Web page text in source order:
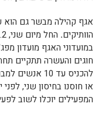
אגף קהילה מבשר גם הוא
הוותיקים.
במועדוני האגף מועדון
חוגים והעשרה תתקיים
להכניס עד
או חוסנו בחיסון שני,
המפעילים יוכלו לשוב